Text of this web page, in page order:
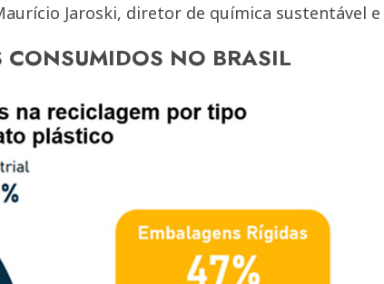
Jaroski, diretor de química sustentável
CONSUMIDOS NO BRASIL